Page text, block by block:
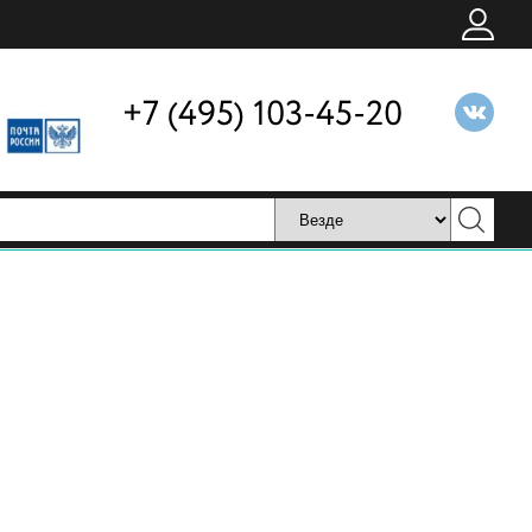
+7 (495) 103-45-20